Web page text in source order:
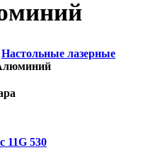
Настольные лазерные